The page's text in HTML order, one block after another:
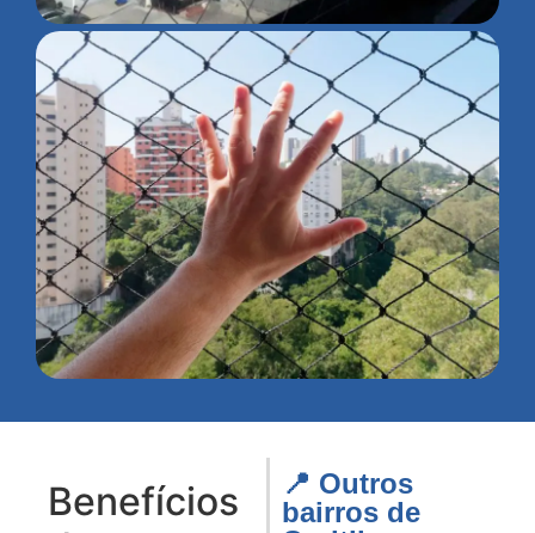
Benefícios
📍 Outros
bairros de